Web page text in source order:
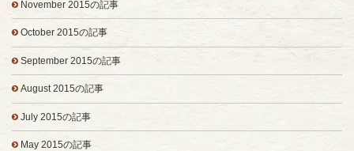
November 2015の記事
October 2015の記事
September 2015の記事
August 2015の記事
July 2015の記事
May 2015の記事